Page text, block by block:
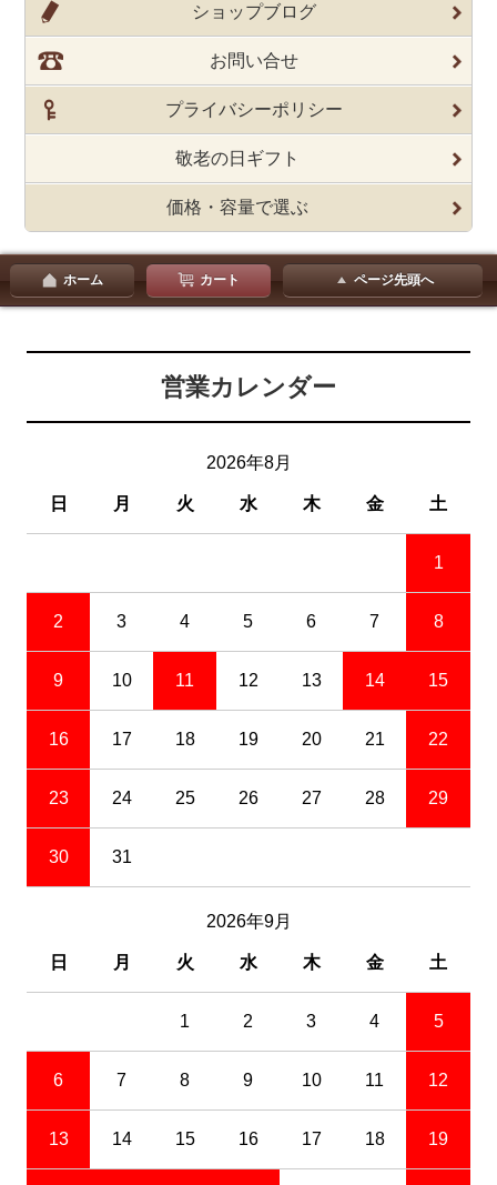
ショップブログ
お問い合せ
プライバシーポリシー
敬老の日ギフト
価格・容量で選ぶ
ホーム カート ページ先頭へ
営業カレンダー
2026年8月
日 月 火 水 木 金 土
1
2 3 4 5 6 7 8
9 10 11 12 13 14 15
16 17 18 19 20 21 22
23 24 25 26 27 28 29
30 31
2026年9月
日 月 火 水 木 金 土
1 2 3 4 5
6 7 8 9 10 11 12
13 14 15 16 17 18 19